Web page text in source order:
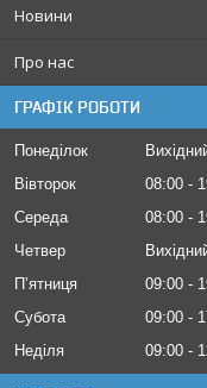
Новини
Про нас
ГРАФІК РОБОТИ
Понеділок
Вівторок
08:00
Середа
08:00
Четвер
Пʼятниця
09:00
Субота
09:00
Неділя
09:00